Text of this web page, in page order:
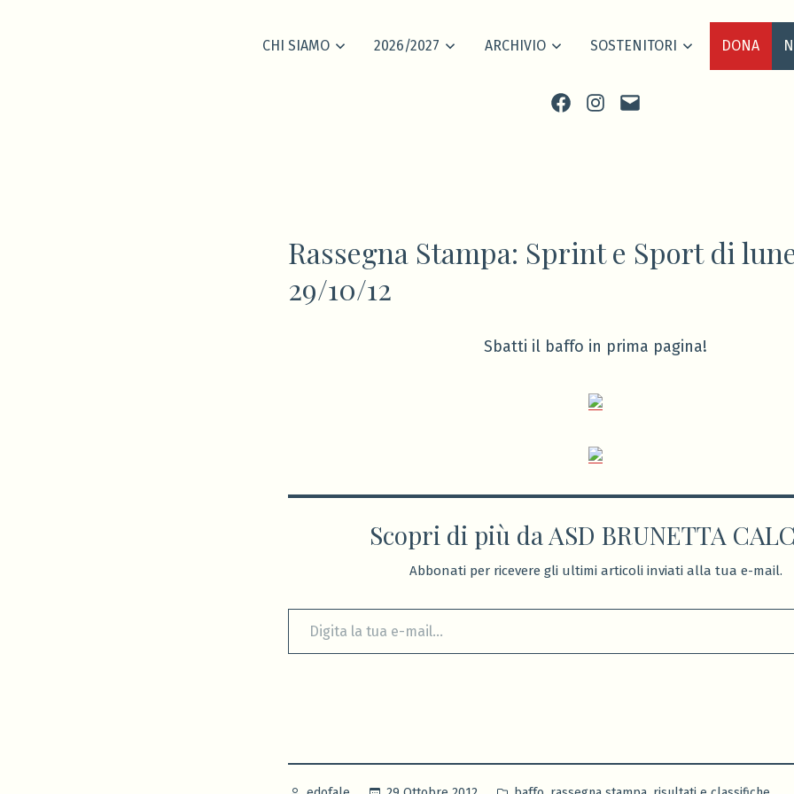
CHI SIAMO 2026/2027 ARCHIVIO SOSTENITORI DONA
FacebookInstagram
scrivi
Rassegna Stampa: Sprint e Sport di
29/10/12
Sbatti il baffo in prima pagina!
Scopri di più da ASD BRUNETTA
Abbonati per ricevere gli ultimi articoli inviati alla tua e-mail.
Digita la tua e-mail...